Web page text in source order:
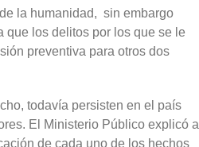
la humanidad, sin embargo
que los delitos por los que se le
preventiva para otros dos
todavía persisten en el país
El Ministerio Público explicó a
de cada uno de los hechos